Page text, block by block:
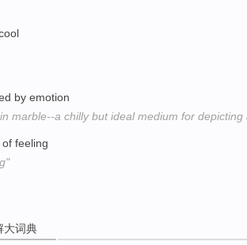
by emotion
marble--a chilly but ideal medium for depicting
feeling
大词典